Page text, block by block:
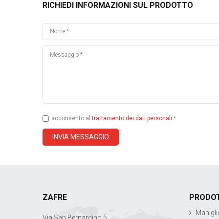
RICHIEDI INFORMAZIONI SUL PRODOTTO
acconsento altrattamento dei dati personali *
ZAFRE